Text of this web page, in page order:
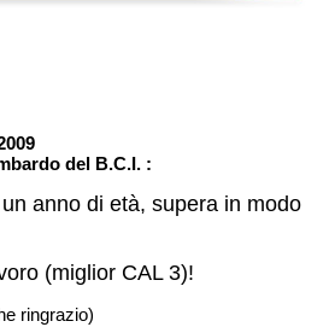
del B.C.I. :
anno di età, supera in modo
(miglior CAL 3)!
ringrazio)